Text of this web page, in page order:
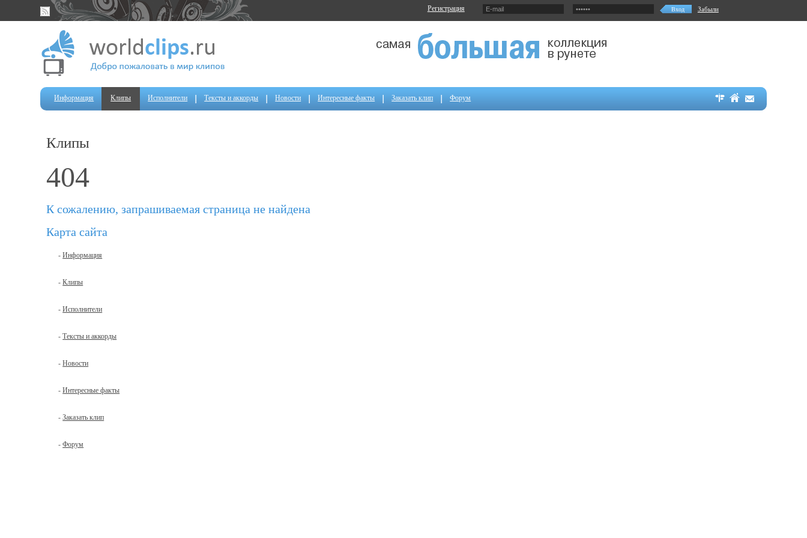
Регистрация Забыли
Информация Клипы Исполнители Тексты и аккорды Новости Интересные факты Заказать клип Форум
Клипы
404
К сожалению, запрашиваемая страница не найдена
Карта сайта
-Информация
-Клипы
-Исполнители
-Тексты и аккорды
-Новости
-Интересные факты
-Заказать клип
-Форум